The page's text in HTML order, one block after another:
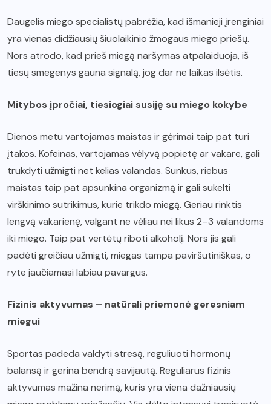
Daugelis miego specialistų pabrėžia, kad išmanieji įrenginiai
yra vienas didžiausių šiuolaikinio žmogaus miego priešų.
Nors atrodo, kad prieš miegą naršymas atpalaiduoja, iš
tiesų smegenys gauna signalą, jog dar ne laikas ilsėtis.
Mitybos įpročiai, tiesiogiai susiję su miego kokybe
Dienos metu vartojamas maistas ir gėrimai taip pat turi
įtakos. Kofeinas, vartojamas vėlyvą popietę ar vakare, gali
trukdyti užmigti net kelias valandas. Sunkus, riebus
maistas taip pat apsunkina organizmą ir gali sukelti
virškinimo sutrikimus, kurie trikdo miegą. Geriau rinktis
lengvą vakarienę, valgant ne vėliau nei likus 2–3 valandoms
iki miego. Taip pat vertėtų riboti alkoholį. Nors jis gali
padėti greičiau užmigti, miegas tampa paviršutiniškas, o
ryte jaučiamasi labiau pavargus.
Fizinis aktyvumas – natūrali priemonė geresniam
miegui
Sportas padeda valdyti stresą, reguliuoti hormonų
balansą ir gerina bendrą savijautą. Reguliarus fizinis
aktyvumas mažina nerimą, kuris yra viena dažniausių